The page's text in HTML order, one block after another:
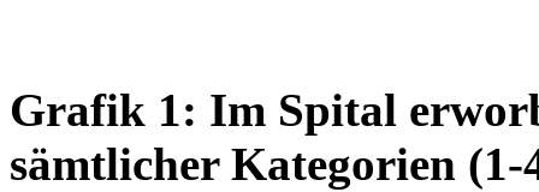
Grafik 1: Im Spital
sämtlicher Kategorien (1-